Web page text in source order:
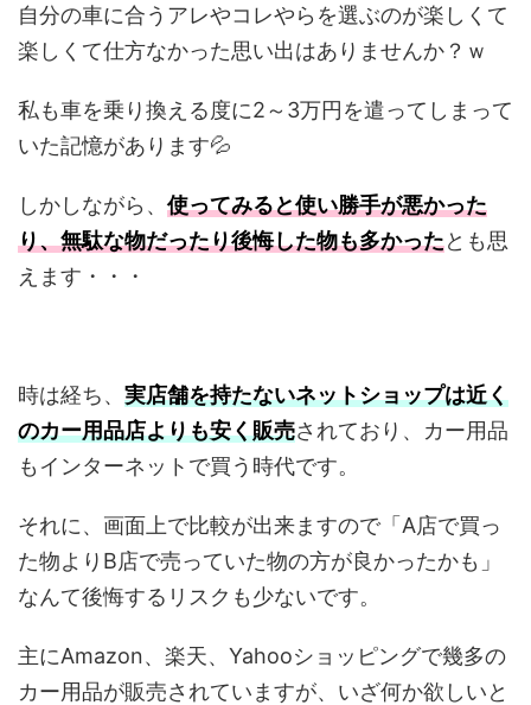
自分の車に合うアレやコレやらを選ぶのが楽しくて
楽しくて仕方なかった思い出はありませんか？ｗ
私も車を乗り換える度に2～3万円を遣ってしまって
いた記憶があります💦
しかしながら、 使ってみると使い勝手が悪かった
り、無駄な物だったり後悔した物も多かったとも思
えます・・・
時は経ち、 実店舗を持たないネットショップは近く
のカー用品店よりも安く販売されており、カー用品
もインターネットで買う時代です。
それに、画面上で比較が出来ますので「A店で買っ
た物よりB店で売っていた物の方が良かったかも」
なんて後悔するリスクも少ないです。
主にAmazon、楽天、Yahooショッピングで幾多の
カー用品が販売されていますが、いざ何か欲しいと